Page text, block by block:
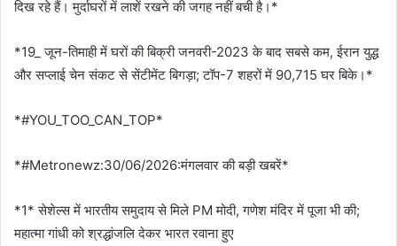
दिख रहे हैं। मुर्दाघरों में लाशें रखने की जगह नहीं बची है।*
*19_ जून-तिमाही में घरों की बिक्री जनवरी-2023 के बाद सबसे कम, ईरान युद्ध
और सप्लाई चेन संकट से सेंटीमेंट बिगड़ा; टॉप-7 शहरों में 90,715 घर बिके।*
*#YOU_TOO_CAN_TOP*
*#Metronewz:30/06/2026:मंगलवार की बड़ी खबरें*
*1* सेशेल्स में भारतीय समुदाय से मिले PM मोदी, गणेश मंदिर में पूजा भी की;
महात्मा गांधी को श्रद्धांजलि देकर भारत रवाना हुए